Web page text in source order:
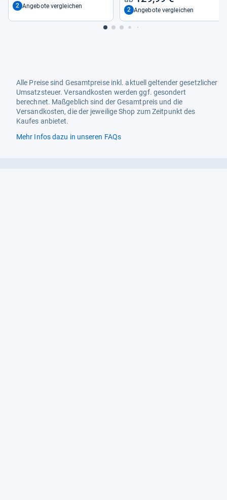
2 Angebote vergleichen
2 Angebote vergleichen
Alle Preise sind Gesamtpreise inkl. aktuell geltender gesetzlicher
Umsatzsteuer. Versandkosten werden ggf. gesondert
berechnet. Maßgeblich sind der Gesamtpreis und die
Versandkosten, die der jeweilige Shop zum Zeitpunkt des
Kaufes anbietet.
Mehr Infos dazu in unseren FAQs